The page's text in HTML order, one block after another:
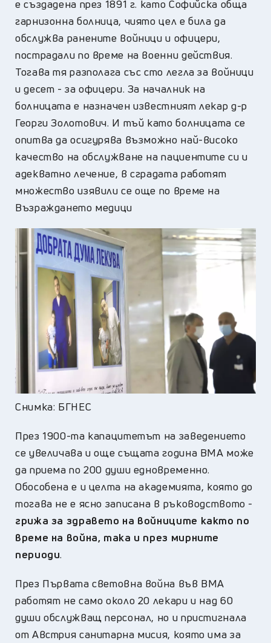
е създадена през 1891 г. като Софийска обща
гарнизонна болница, чиято цел е била да
обслужва ранените войници и офицери,
пострадали по време на военни действия.
Тогава тя разполага със сто легла за войници
и десет - за офицери. За началник на
болницата е назначен известният лекар д-р
Георги Золотович. И тъй като болницата се
опитва да осигурява възможно най-високо
качество на обслужване на пациентите си и
адекватно лечение, в сградата работят
множество изявили се още по време на
Възраждането медици
Снимка: БГНЕС
През 1900-та капацитетът на заведението
се увеличава и още същата година ВМА може
да приема по 200 души едновременно.
Обособена е и целта на академията, която до
тогава не е ясно записана в ръководството -
грижа за здравето на войниците както по
време на война, така и през мирните
периоди.
През Първата световна война във ВМА
работят не само около 20 лекари и над 60
души обслужващ персонал, но и пристигнала
от Австрия санитарна мисия, която има за